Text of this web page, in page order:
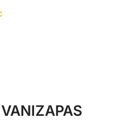
VANIZAPAS